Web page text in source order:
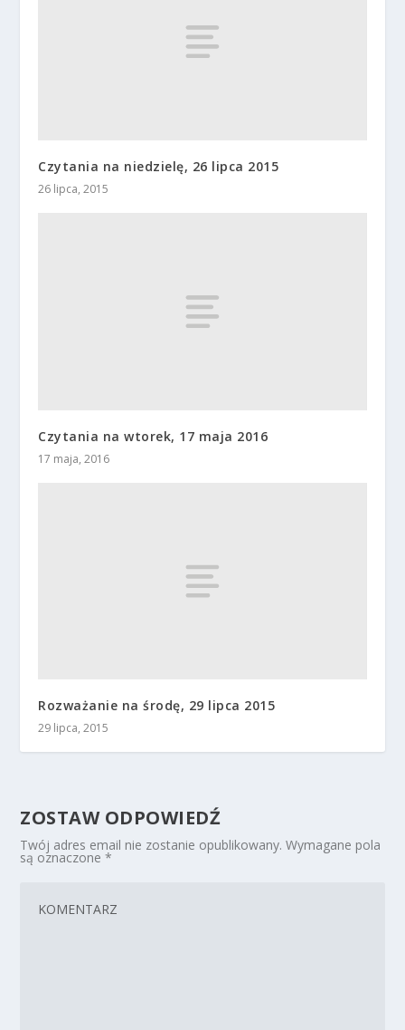
Czytania na niedzielę, 26 lipca 2015
26 lipca, 2015
Czytania na wtorek, 17 maja 2016
17 maja, 2016
Rozważanie na środę, 29 lipca 2015
29 lipca, 2015
ZOSTAW ODPOWIEDŹ
Twój adres email nie zostanie opublikowany. Wymagane pola
są oznaczone*